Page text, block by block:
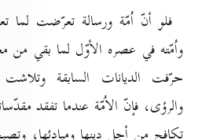
فلو أنّ اُمّة ورسالة تعرّضت لما
واُمّته في عصره الأوّل لما بقي من
حرّفت الديانات السابقة
والرؤى، فإنّ الاُمّة عندما تفقد
تكافح من أجل دينها ومبادئها،